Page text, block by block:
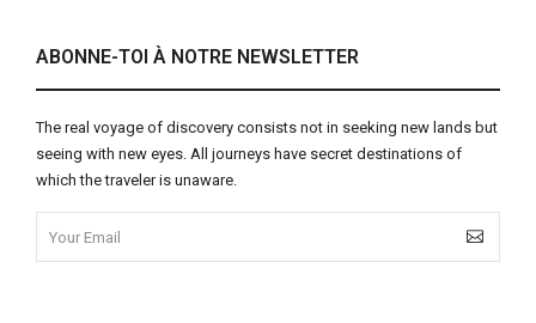
ABONNE-TOI À NOTRE NEWSLETTER
The real voyage of discovery consists not in seeking new lands but
seeing with new eyes. All journeys have secret destinations of
which the traveler is unaware.